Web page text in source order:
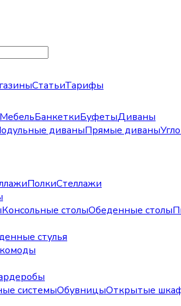
СтатьиТарифы
МебельБанкеткиБуфетыДиваны
диваныПрямые диваны
ПолкиСтеллажи
Консольные столыОбеденные столы
стулья
системыОбувницыОткрытые